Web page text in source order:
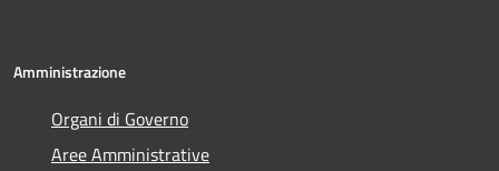
Amministrazione
Organi di Governo
Aree Amministrative